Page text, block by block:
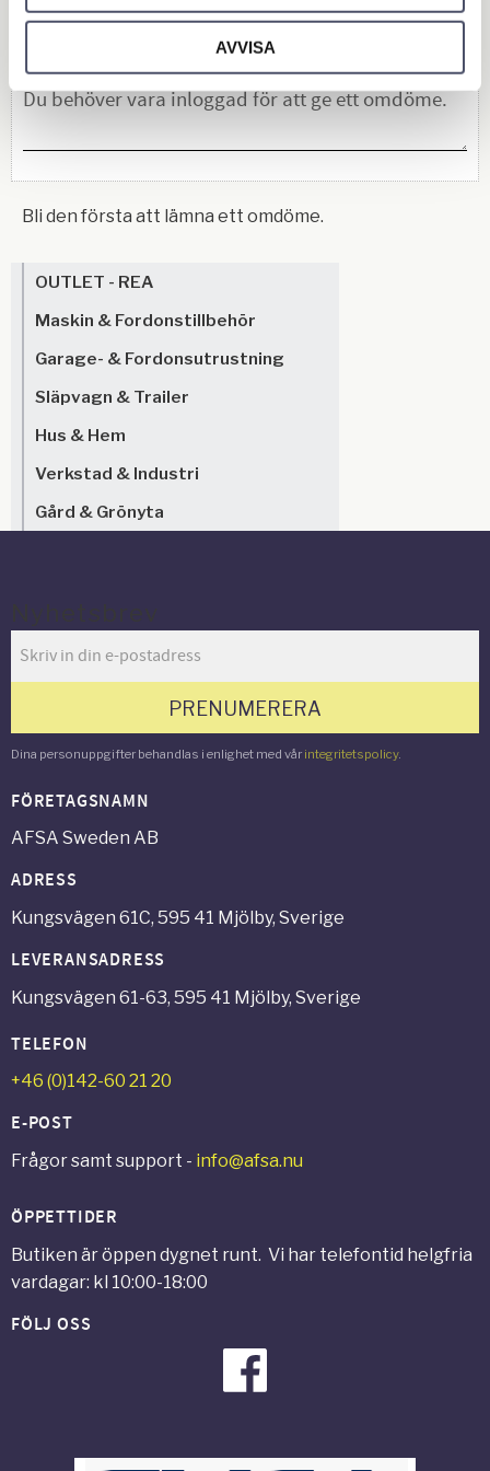
AVVISA
Du
Bli den första att lämna ett omdöme.
OUTLET - REA
Maskin & Fordonstillbehör
Garage- & Fordonsutrustning
Släpvagn & Trailer
Hus & Hem
Verkstad & Industri
Gård & Grönyta
PRENUMERERA
Dina personuppgifter behandlas i enlighet med vår integritetspolicy.
FÖRETAGSNAMN
AFSA Sweden AB
ADRESS
Kungsvägen 61C, 595 41 Mjölby, Sverige
LEVERANSADRESS
Kungsvägen 61-63, 595 41 Mjölby, Sverige
TELEFON
+46 (0)142-60 21 20
E-POST
Frågor samt support - info@afsa.nu
ÖPPETTIDER
Butiken är öppen dygnet runt. Vi har telefontid helgfria
vardagar: kl 10:00-18:00
FÖLJ OSS